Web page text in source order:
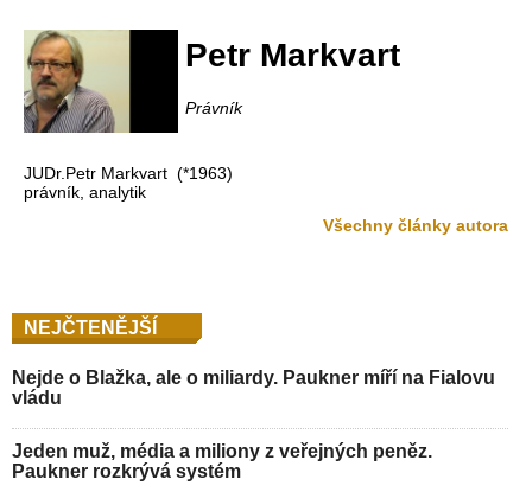
Petr Markvart
Právník
JUDr.Petr Markvart (*1963)
právník, analytik
Všechny články autora
NEJČTENĚJŠÍ
Nejde o Blažka, ale o miliardy. Paukner míří na Fialovu
vládu
Jeden muž, média a miliony z veřejných peněz.
Paukner rozkrývá systém